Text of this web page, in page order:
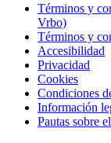
Términos y
Vrbo)
Términos y
Accesibilidad
Privacidad
Cookies
Condiciones
Información
Pautas sobre